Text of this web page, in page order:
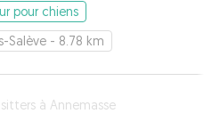
pour chiens
Salève - 8.78 km
à Annemasse